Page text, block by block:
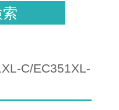
C/EC351XL-